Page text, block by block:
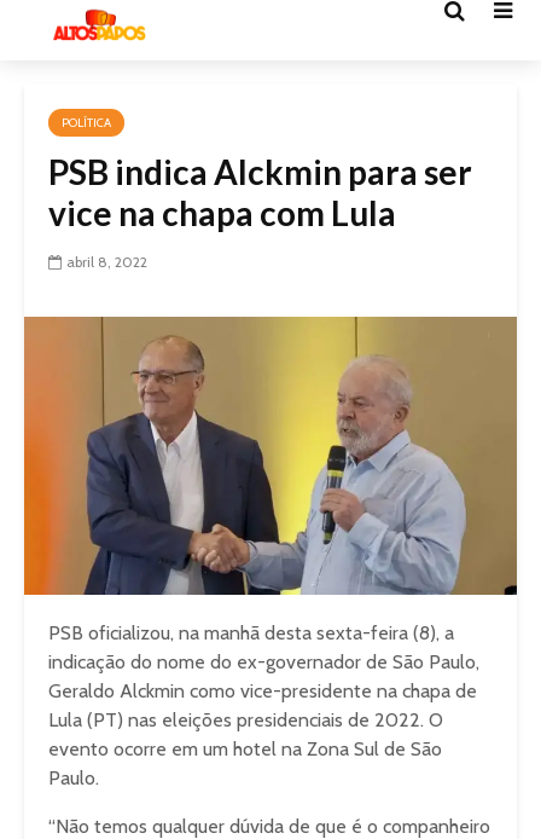
POLÍTICA
PSB indica Alckmin para ser
vice na chapa com Lula
abril 8, 2022
PSB oficializou, na manhã desta sexta-feira (8), a
indicação do nome do ex-governador de São Paulo,
Geraldo Alckmin como vice-presidente na chapa de
Lula (PT) nas eleições presidenciais de 2022. O
evento ocorre em um hotel na Zona Sul de São
Paulo.
“Não temos qualquer dúvida de que é o companheiro